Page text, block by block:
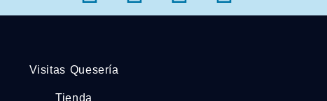
Visitas Quesería
Tienda